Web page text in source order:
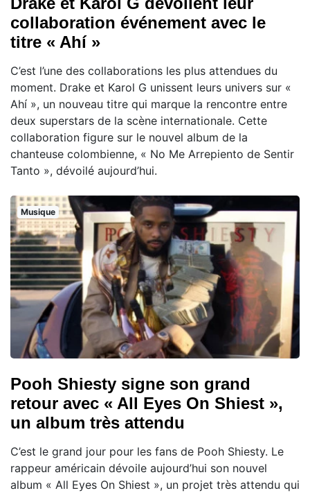
collaboration événement avec le
titre « Ahí »
C’est l’une des collaborations les plus attendues du
moment. Drake et Karol G unissent leurs univers sur «
Ahí », un nouveau titre qui marque la rencontre entre
deux superstars de la scène internationale. Cette
collaboration figure sur le nouvel album de la
chanteuse colombienne, « No Me Arrepiento de Sentir
Tanto », dévoilé aujourd’hui.
Musique
Pooh Shiesty signe son grand
retour avec « All Eyes On Shiest »,
un album très attendu
C’est le grand jour pour les fans de Pooh Shiesty. Le
rappeur américain dévoile aujourd’hui son nouvel
album « All Eyes On Shiest », un projet très attendu qui